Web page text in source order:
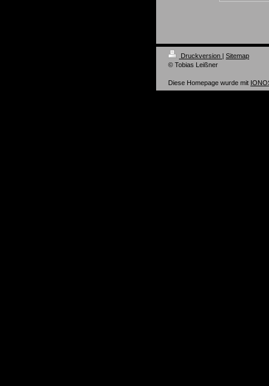
Druckversion | Sitemap
© Tobias Leißner
Diese Homepage wurde mit